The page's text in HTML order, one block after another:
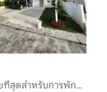
ที่สุดสำหรับการพัก